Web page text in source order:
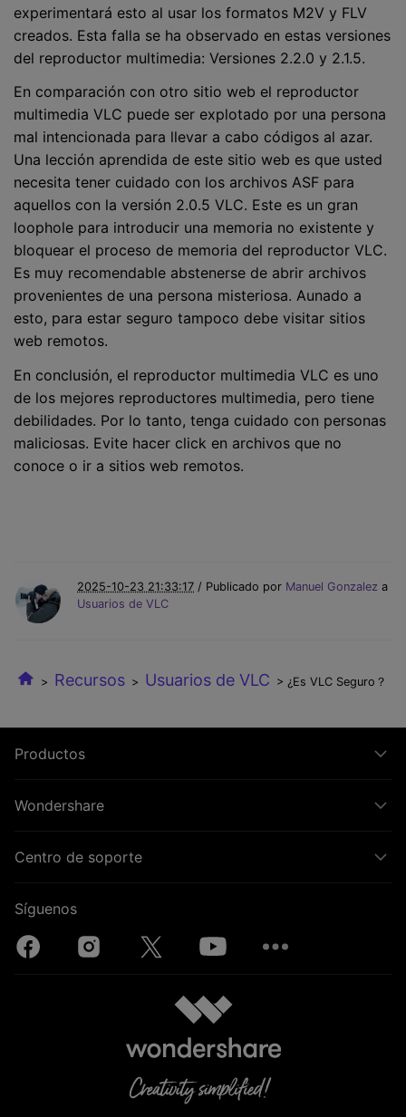
experimentará esto al usar los formatos M2V y FLV
creados. Esta falla se ha observado en estas versiones
del reproductor multimedia: Versiones 2.2.0 y 2.1.5.
En comparación con otro sitio web el reproductor
multimedia VLC puede ser explotado por una persona
mal intencionada para llevar a cabo códigos al azar.
Una lección aprendida de este sitio web es que usted
necesita tener cuidado con los archivos ASF para
aquellos con la versión 2.0.5 VLC. Este es un gran
loophole para introducir una memoria no existente y
bloquear el proceso de memoria del reproductor VLC.
Es muy recomendable abstenerse de abrir archivos
provenientes de una persona misteriosa. Aunado a
esto, para estar seguro tampoco debe visitar sitios
web remotos.
En conclusión, el reproductor multimedia VLC es uno
de los mejores reproductores multimedia, pero tiene
debilidades. Por lo tanto, tenga cuidado con personas
maliciosas. Evite hacer click en archivos que no
conoce o ir a sitios web remotos.
2025-10-23 21:33:17 / Publicado por Manuel Gonzalez a
Usuarios de VLC
> Recursos > Usuarios de VLC > ¿Es VLC Seguro？
Productos
Wondershare
Centro de soporte
Síguenos